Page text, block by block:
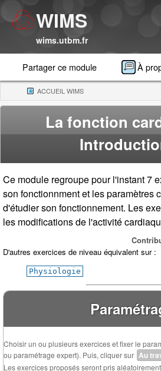
WIMS
wims.utbm.fr
Partager ce module À
ACCUEIL WIMS(CURRENT)
La fonction
Ce module regroupe pour l'instant 7
son fonctionnment et les paramètres
d'étudier son fonctionnement. Les
les modifications de l'activité
D'autres exercices de niveau équivalent sur :
Physiologie
Choisir un ou plusieurs exercices et fixer le
ou paramétrage expert). Puis, cliquer sur Au
Les exercices proposés seront pris